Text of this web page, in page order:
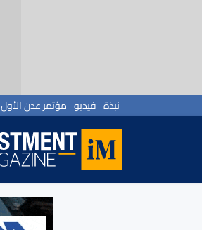
نبذة فيديو مؤتمر عدن الأول